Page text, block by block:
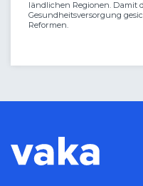
ländlichen Regionen. Damit
Gesundheitsversorgung
Reformen.